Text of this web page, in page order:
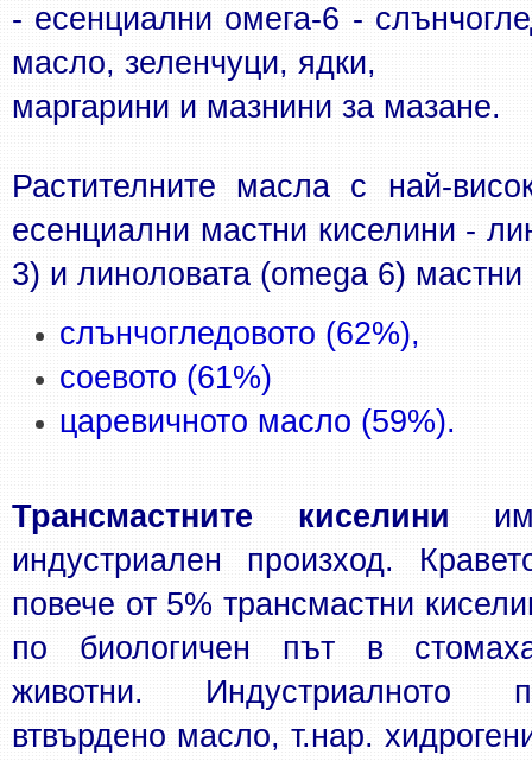
- есенциални омега-6 -
масло, зеленчуци, ядки,
маргарини и мазнини за мазане.
Растителните масла с най-
есенциални мастни киселини -
3) и линоловата (omega 6)
слънчогледовото (62%),
соевото (61%)
царевичното масло (59%).
Трансмастните киселини
индустриален произход.
повече от 5% трансмастни
по биологичен път в
животни. Индустриалното
втвърдено масло, т.нар.